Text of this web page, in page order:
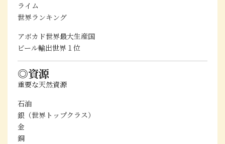
ライム
世界ランキング
アボカド世界最大生産国
ビール輸出世界１位
◎資源
重要な天然資源
石油
銀（世界トップクラス）
金
銅